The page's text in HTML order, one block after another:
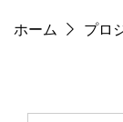
ホーム プロ